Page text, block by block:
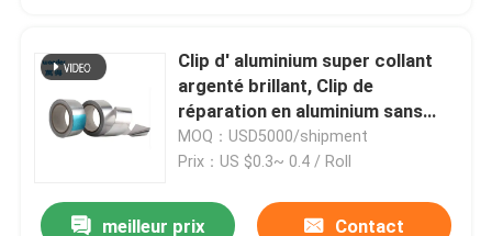
Produits
Clip d' aluminium super collant
argenté brillant, Clip de
réparation en aluminium sans
doublure
MOQ：USD5000/shipment
Prix：US $0.3~ 0.4 / Roll
meilleur prix Contact